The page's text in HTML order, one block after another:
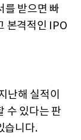
를 받으면 빠
본격적인 IPO
난해 실적이
수 있다는 판
습니다.